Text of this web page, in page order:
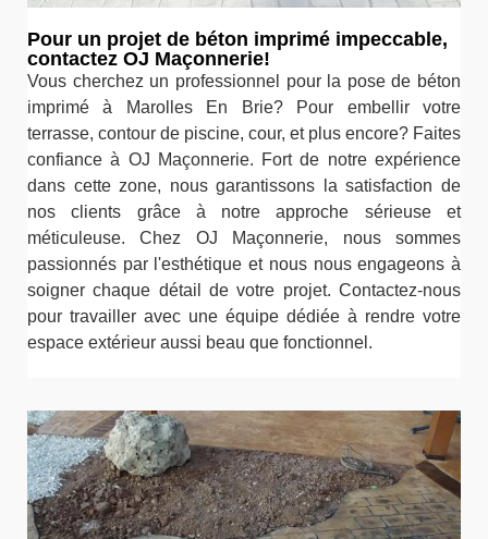
Pour un projet de béton imprimé impeccable,
contactez OJ Maçonnerie!
Vous cherchez un professionnel pour la pose de béton
imprimé à Marolles En Brie? Pour embellir votre
terrasse, contour de piscine, cour, et plus encore? Faites
confiance à OJ Maçonnerie. Fort de notre expérience
dans cette zone, nous garantissons la satisfaction de
nos clients grâce à notre approche sérieuse et
méticuleuse. Chez OJ Maçonnerie, nous sommes
passionnés par l'esthétique et nous nous engageons à
soigner chaque détail de votre projet. Contactez-nous
pour travailler avec une équipe dédiée à rendre votre
espace extérieur aussi beau que fonctionnel.